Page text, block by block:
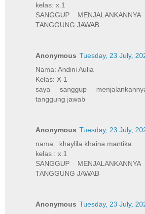
kelas: x.1
SANGGUP
TANGGUNG JAWAB
Anonymous Tuesday, 23 July,
Nama: Andini Aulia
Kelas: X-1
saya sanggup
tanggung jawab
Anonymous Tuesday, 23 July,
nama : khaylila khaina mantika
kelas : x.1
SANGGUP
TANGGUNG JAWAB
Anonymous Tuesday, 23 July,